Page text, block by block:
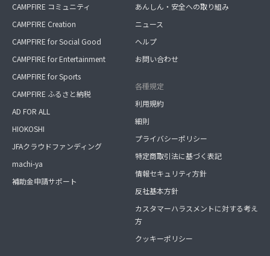
CAMPFIRE コミュニティ
CAMPFIRE Creation
CAMPFIRE for Social Good
CAMPFIRE for Entertainment
CAMPFIRE for Sports
CAMPFIRE ふるさと納税
AD FOR ALL
HIOKOSHI
JFAクラウドファンディング
machi-ya
補助金申請サポート
あんしん・安全への取り組み
ニュース
ヘルプ
お問い合わせ
各種規定
利用規約
細則
プライバシーポリシー
特定商取引法に基づく表記
情報セキュリティ方針
反社基本方針
カスタマーハラスメントに対する考え
方
クッキーポリシー